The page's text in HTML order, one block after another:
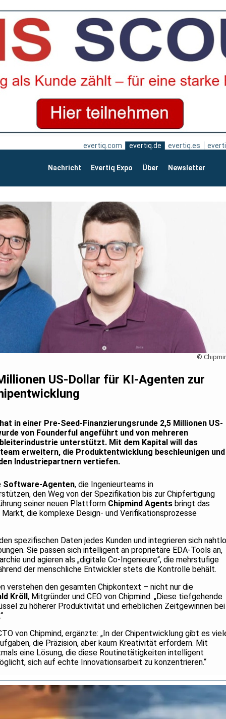
evertiq.com evertiq.de evertiq.es
Nachricht Evertiq Expo Über Newsletter
©
US-Dollar für KI-Agenten zur
in einer Pre-Seed-Finanzierungsrunde 2,5 Millionen US-
von Founderful angeführt und von mehreren
unterstützt. Mit dem Kapital will das
erweitern, die Produktentwicklung beschleunigen und
Industriepartnern vertiefen.
Software-Agenten, die Ingenieurteams in
den Weg von der Spezifikation bis zur Chipfertigung
seiner neuen Plattform Chipmind Agents bringt das
die komplexe Design- und Verifikationsprozesse
spezifischen Daten jedes Kunden und integrieren sich
Sie passen sich intelligent an proprietäre EDA-Tools an,
und agieren als „digitale Co-Ingenieure“, die mehrstufige
der menschliche Entwickler stets die Kontrolle behält.
verstehen den gesamten Chipkontext – nicht nur die
Kröll , Mitgründer und CEO von Chipmind. „Diese tiefgehende
zu höherer Produktivität und erheblichen Zeitgewinnen bei
von Chipmind, ergänzte: „In der Chipentwicklung gibt es
die Präzision, aber kaum Kreativität erfordern. Mit
eine Lösung, die diese Routinetätigkeiten intelligent
sich auf echte Innovationsarbeit zu konzentrieren.“